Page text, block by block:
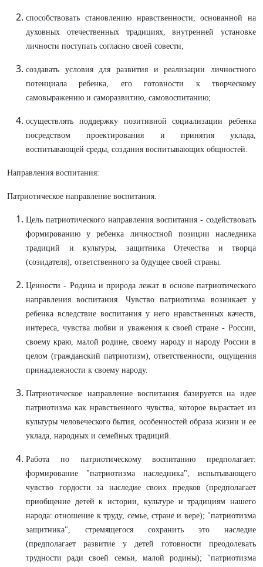
способствовать становлению нравственности, основанной на
духовных отечественных традициях, внутренней установке
личности поступать согласно своей совести;
создавать условия для развития и реализации личностного
потенциала ребенка, его готовности к творческому
самовыражению и саморазвитию, самовоспитанию;
осуществлять поддержку позитивной социализации ребенка
посредством проектирования и принятия уклада,
воспитывающей среды, создания воспитывающих общностей.
Направления воспитания:
Патриотическое направление воспитания.
Цель патриотического направления воспитания - содействовать
формированию у ребенка личностной позиции наследника
традиций и культуры, защитника Отечества и творца
(созидателя), ответственного за будущее своей страны.
Ценности - Родина и природа лежат в основе патриотического
направления воспитания. Чувство патриотизма возникает у
ребенка вследствие воспитания у него нравственных качеств,
интереса, чувства любви и уважения к своей стране - России,
своему краю, малой родине, своему народу и народу России в
целом (гражданский патриотизм), ответственности, ощущения
принадлежности к своему народу.
Патриотическое направление воспитания базируется на идее
патриотизма как нравственного чувства, которое вырастает из
культуры человеческого бытия, особенностей образа жизни и ее
уклада, народных и семейных традиций.
Работа по патриотическому воспитанию предполагает:
формирование "патриотизма наследника", испытывающего
чувство гордости за наследие своих предков (предполагает
приобщение детей к истории, культуре и традициям нашего
народа: отношение к труду, семье, стране и вере); "патриотизма
защитника", стремящегося сохранить это наследие
(предполагает развитие у детей готовности преодолевать
трудности ради своей семьи, малой родины); "патриотизма